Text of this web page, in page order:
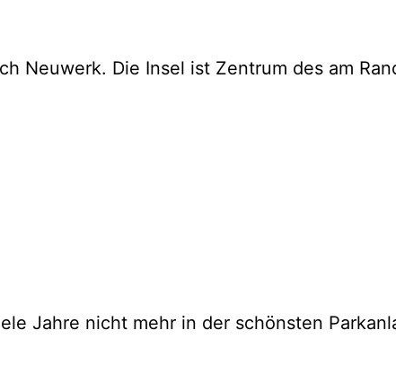
Neuwerk. Die Insel ist Zentrum des am
Jahre nicht mehr in der schönsten